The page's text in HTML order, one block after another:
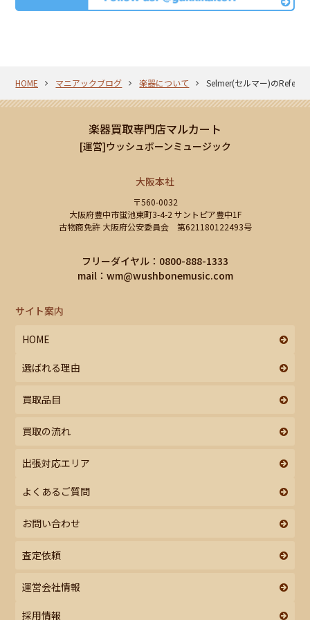
HOME マニアックブログ 楽器について Selmer(セルマー)の
楽器買取専門店マルカート
[運営]ウッシュボーンミュージック
大阪本社
〒560-0032
大阪府豊中市蛍池東町3-4-2 サントピア豊中1F
古物商免許 大阪府公安委員会 第621180122493号
フリーダイヤル：0800-888-1333
mail： wm@wushbonemusic.com
サイト案内
HOME
選ばれる理由
買取品目
買取の流れ
出張対応エリア
よくあるご質問
お問い合わせ
査定依頼
運営会社情報
採用情報